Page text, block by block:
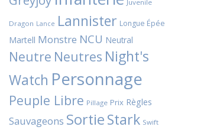
Juvenile
Dragon Lance Lannister Longue Épée
Martell Monstre NCU Neutral
Neutre Neutres Night's
Watch Personnage
Peuple Libre Pillage Prix Règles
Sauvageons SortieStark Swift